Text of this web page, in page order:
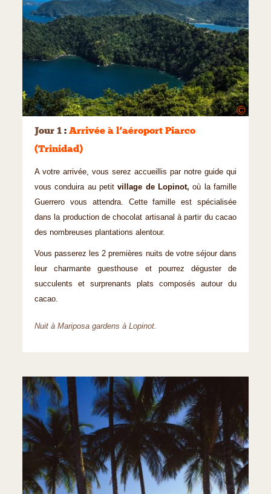
©
Jour 1 : Arrivée à l’aéroport Piarco
(Trinidad)
A votre arrivée, vous serez accueillis par notre guide qui
vous conduira au petitvillage de Lopinot, où la famille
Guerrero vous attendra. Cette famille est spécialisée
dans la production de chocolat artisanal à partir du cacao
des nombreuses plantations alentour.
Vous passerez les 2 premières nuits de votre séjour dans
leur charmante guesthouse et pourrez déguster de
succulents et surprenants plats composés autour du
cacao.
Nuit à Mariposa gardens à Lopinot.